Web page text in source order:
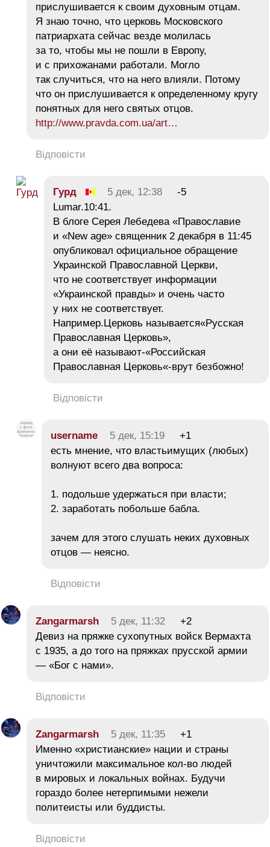
прислушивается к своим духовным отцам.
Я знаю точно, что церковь Московского
патриархата сейчас везде молилась
за то, чтобы мы не пошли в Европу,
и с прихожанами работали. Могло
так случиться, что на него влияли. Потому
что он прислушивается к определенному кругу
понятных для него святых отцов.
http://www.pravda.com.ua/art…
Відповісти
Гурд 5 дек, 12:38
-5
Lumar.10:41.
В блоге Серея Лебедева «Православие
и «New age» священник 2 декабря в 11:45
опубликовал официальное обращение
Украинской Православной Церкви,
что не соответствует информации
«Украинской правды» и очень часто
у них не соответствует.
Например.Церковь называется«Русская
Православная Церковь»,
а они её называют-«Российская
Православная Церковь«-врут безбожно!
Відповісти
username 5 дек, 15:19
+1
есть мнение, что властьимущих (любых)
волнуют всего два вопроса:
1. подольше удержаться при власти;
2. заработать побольше бабла.
зачем для этого слушать неких духовных
отцов — неясно.
Відповісти
Zangarmarsh 5 дек, 11:32
+2
Девиз на пряжке сухопутных войск Вермахта
с 1935, а до того на пряжках прусской армии
— «Бог с нами».
Відповісти
Zangarmarsh 5 дек, 11:35
+1
Именно «христианские» нации и страны
уничтожили максимальное кол-во людей
в мировых и локальных войнах. Будучи
гораздо более нетерпимыми нежели
политеисты или буддисты.
Відповісти